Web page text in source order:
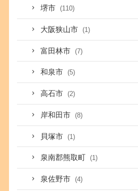
堺市 (110)
大阪狭山市 (1)
富田林市 (7)
和泉市 (5)
高石市 (2)
岸和田市 (8)
貝塚市 (1)
泉南郡熊取町 (1)
泉佐野市 (4)